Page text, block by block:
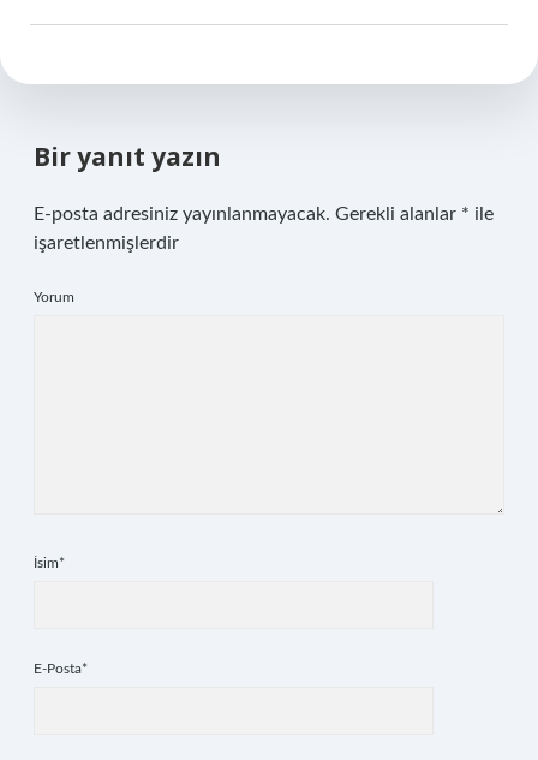
Bir yanıt yazın
E-posta adresiniz yayınlanmayacak. Gerekli alanlar * ile
işaretlenmişlerdir
Yorum
İsim*
E-Posta*